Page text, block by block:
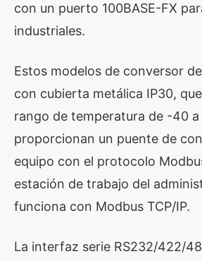
con un puerto 100BASE-FX
industriales.
Estos modelos de conversor
con cubierta metálica IP30,
rango de temperatura de -40 a
proporcionan un puente de
equipo con el protocolo
estación de trabajo del
funciona con Modbus TCP/IP.
La interfaz serie RS232/422/